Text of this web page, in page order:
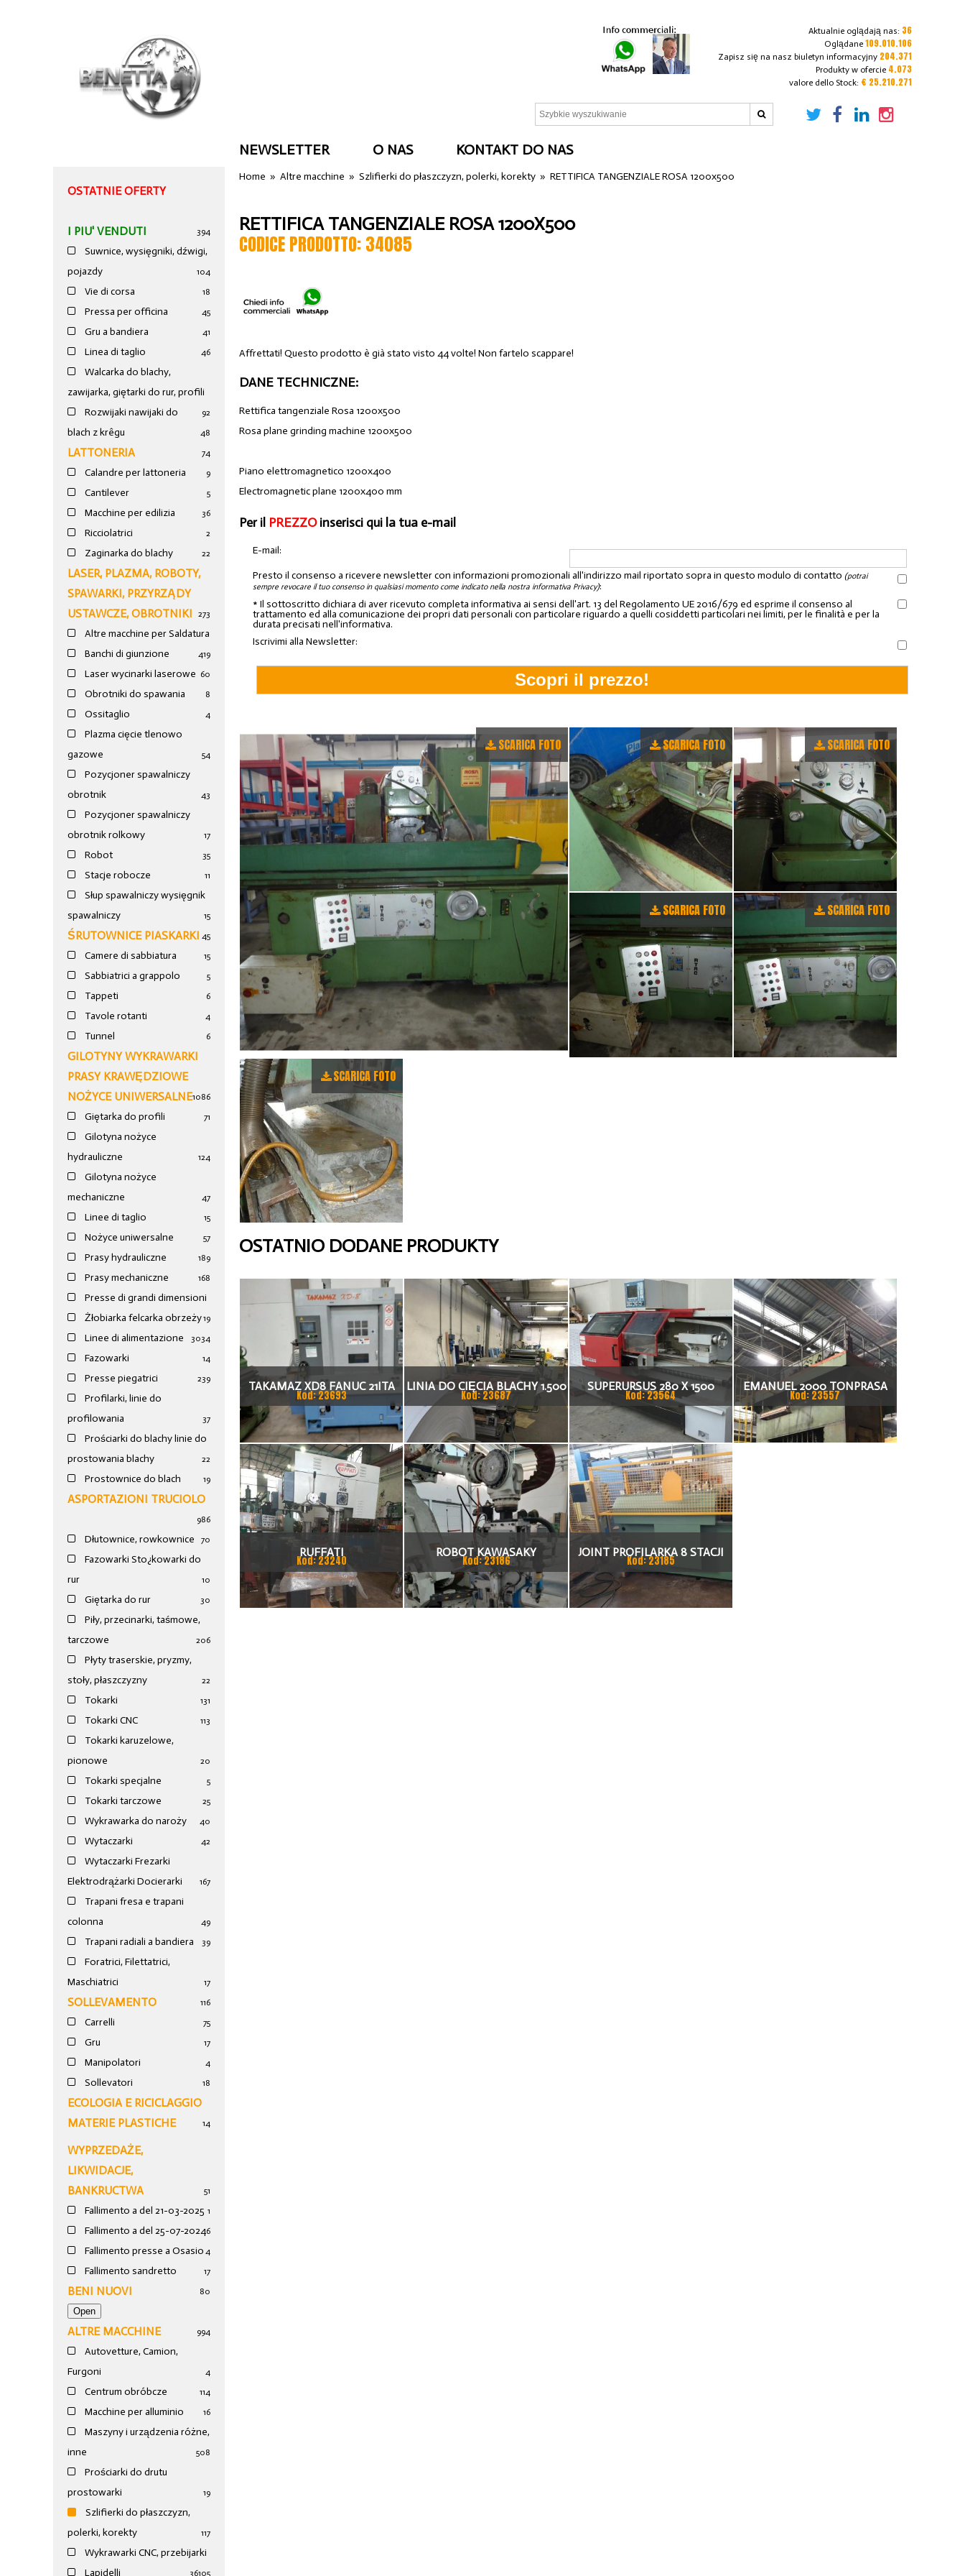
Aktualnie oglądają nas: 36
Oglądane 109.010.106
Zapisz się na nasz biuletyn informacyjny 204.371
Produkty w ofercie 4.073
valore dello Stock: € 25.210.271
NEWSLETTER O NAS KONTAKT DO NAS
OSTATNIE OFERTY
I PIU' VENDUTI 394
Suwnice, wysięgniki, dźwigi,
pojazdy
104
Vie di corsa 18
Pressa per officina 45
Gru a bandiera 41
Linea di taglio 46
Walcarka do blachy,
zawijarka, giętarki do rur, profili
92
Rozwijaki nawijaki do
blach z krêgu
48
LATTONERIA 74
Calandre per lattoneria 9
Cantilever 5
Macchine per edilizia 36
Ricciolatrici 2
Zaginarka do blachy 22
LASER, PLAZMA, ROBOTY,
SPAWARKI, PRZYRZĄDY
USTAWCZE, OBROTNIKI
273
Altre macchine per Saldatura
19
Banchi di giunzione 4
Laser wycinarki laserowe 60
Obrotniki do spawania 8
Ossitaglio 4
Plazma cięcie tlenowo
gazowe
54
Pozycjoner spawalniczy
obrotnik
43
Pozycjoner spawalniczy
obrotnik rolkowy
17
Robot 35
Stacje robocze 11
Słup spawalniczy wysięgnik
spawalniczy
15
ŚRUTOWNICE PIASKARKI 45
Camere di sabbiatura 15
Sabbiatrici a grappolo 5
Tappeti 6
Tavole rotanti 4
Tunnel 6
GILOTYNY WYKRAWARKI
PRASY KRAWĘDZIOWE
NOŻYCE UNIWERSALNE1086
Giętarka do profili 71
Gilotyna nożyce
hydrauliczne
124
Gilotyna nożyce
mechaniczne
47
Linee di taglio 15
Nożyce uniwersalne 57
Prasy hydrauliczne 189
Prasy mechaniczne 168
Presse di grandi dimensioni
19
Żłobiarka felcarka obrzeży
34
Linee di alimentazione 30
Fazowarki 14
Presse piegatrici 239
Profilarki, linie do
profilowania
37
Prościarki do blachy linie do
prostowania blachy
22
Prostownice do blach 19
ASPORTAZIONI TRUCIOLO
986
Dłutownice, rowkownice 70
Fazowarki Sto¿kowarki do
rur
10
Giętarka do rur 30
Piły, przecinarki, taśmowe,
tarczowe
206
Płyty traserskie, pryzmy,
stoły, płaszczyzny
22
Tokarki 131
Tokarki CNC 113
Tokarki karuzelowe,
pionowe
20
Tokarki specjalne 5
Tokarki tarczowe 25
Wykrawarka do naroży 40
Wytaczarki 42
Wytaczarki Frezarki
Elektrodrążarki Docierarki
167
Trapani fresa e trapani
colonna
49
Trapani radiali a bandiera 39
Foratrici, Filettatrici,
Maschiatrici
17
SOLLEVAMENTO 116
Carrelli 75
Gru 17
Manipolatori 4
Sollevatori 18
ECOLOGIA E RICICLAGGIO
MATERIE PLASTICHE
14
WYPRZEDAŻE,
LIKWIDACJE,
BANKRUCTWA
51
Fallimento a del 21-03-2025 1
Fallimento a del 25-07-20246
Fallimento presse a Osasio 4
Fallimento sandretto 17
BENI NUOVI 80
ALTRE MACCHINE 994
Autovetture, Camion,
Furgoni
4
Centrum obróbcze 114
Macchine per alluminio 16
Maszyny i urządzenia różne,
inne
508
Prościarki do drutu
prostowarki
19
Szlifierki do płaszczyzn,
polerki, korekty
117
Wykrawarki CNC, przebijarki
105
Lapidelli 36
Home »Altre macchine »Szlifierki do płaszczyzn, polerki, korekty »RETTIFICA TANGENZIALE ROSA 1200x500
RETTIFICA TANGENZIALE ROSA 1200X500
CODICE PRODOTTO: 34085
Affrettati! Questo prodotto è già stato visto 44 volte! Non fartelo scappare!
DANE TECHNICZNE:
Rettifica tangenziale Rosa 1200x500
Rosa plane grinding machine 1200x500
Piano elettromagnetico 1200x400
Electromagnetic plane 1200x400 mm
Per il PREZZOinserisci qui la tua e-mail
E-mail:
Presto il consenso a ricevere newsletter con informazioni promozionali all'indirizzo mail riportato sopra in questo modulo di contatto (potrai
sempre revocare il tuo consenso in qualsiasi momento come indicato nella nostra informativa Privacy):
* Il sottoscritto dichiara di aver ricevuto completa informativa ai sensi dell'art. 13 del Regolamento UE 2016/679 ed esprime il consenso al
trattamento ed alla comunicazione dei propri dati personali con particolare riguardo a quelli cosiddetti particolari nei limiti, per le finalità e per la
durata precisati nell'informativa.
Iscrivimi alla Newsletter:
SCARICA FOTO SCARICA FOTO SCARICA FOTO
SCARICA FOTO SCARICA FOTO
SCARICA FOTO
OSTATNIO DODANE PRODUKTY
TAKAMAZ XD8 FANUC 21ITA
TOKARKA CNC
Kod: 23693
LINIA DO CIĘCIA BLACHY 1.500
X 1,5 (2,5) MM
Kod: 23687
SUPERURSUS 280 X 1500
TOKARKA
Kod: 23564
EMANUEL 2000 TONPRASA
HYDRAULICZNA 3200 X 2000
Kod: 23557
RUFFATI
Kod: 23240
ROBOT KAWASAKY
Kod: 23186
JOINT PROFILARKA 8 STACJI
Kod: 23185